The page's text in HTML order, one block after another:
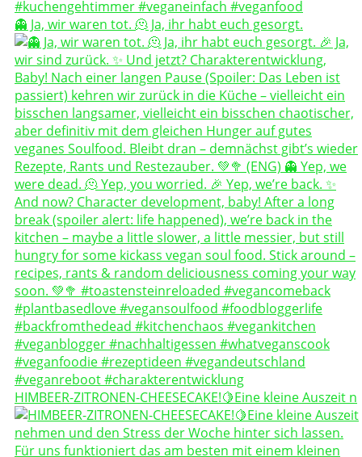
👻 Ja, wir waren tot. 🫠 Ja, ihr habt euch gesorgt.
HIMBEER-ZITRONEN-CHEESECAKE!🍋Eine kleine Auszeit n